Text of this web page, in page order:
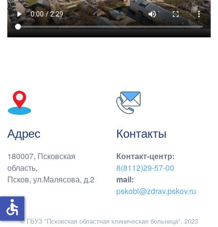
Адрес
180007, Псковская
область,
Псков, ул.Малясова, д.2
Контакты
Контакт-центр:
8(8112)29-57-00
mail:
pskobl@zdrav.pskov.ru
© ГБУЗ "Псковская областная клиническая больница". 2023
accessible